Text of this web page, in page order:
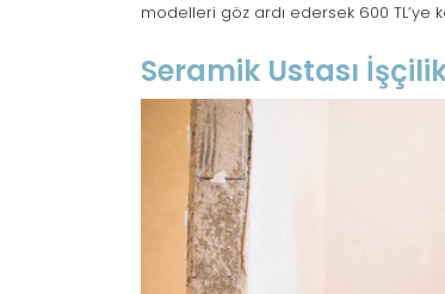
modelleri göz ardı edersek 600 TL’ye
Seramik Ustası